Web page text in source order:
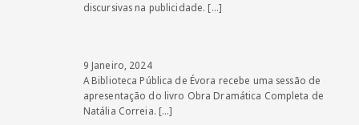
discursivas na publicidade. […]
9 Janeiro, 2024
A Biblioteca Pública de Évora recebe uma sessão de
apresentação do livro Obra Dramática Completa de
Natália Correia. […]